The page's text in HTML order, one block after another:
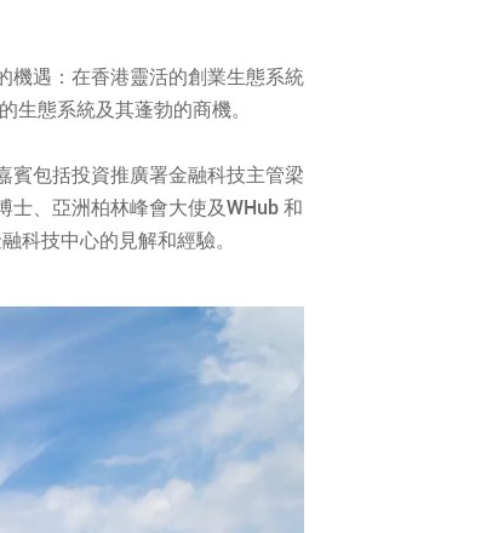
機遇：在香港靈活的創業生態系統
態系統及其蓬勃的商機。
賓包括投資推廣署金融科技主管梁
、亞洲柏林峰會大使及WHub 和
科技中心的見解和經驗。